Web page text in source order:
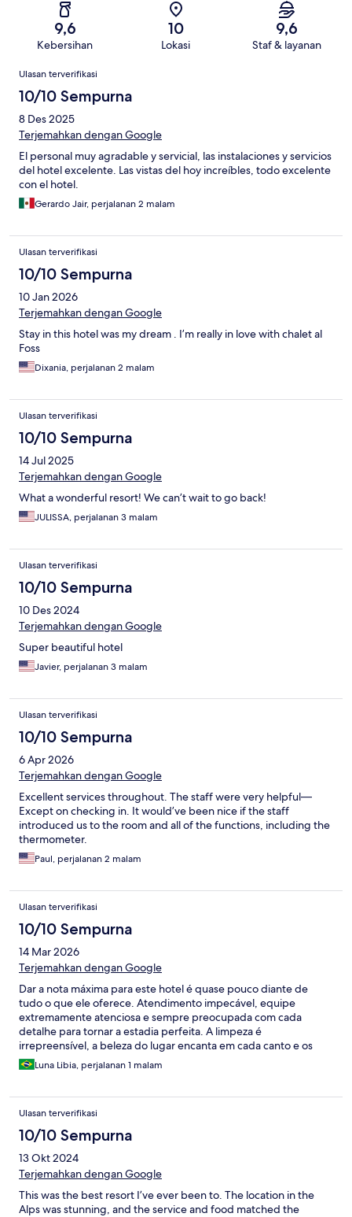
9,6
Kebersihan
10
Lokasi
9,6
Staf & layanan
Ulasan
Ulasan terverifikasi
10/10 Sempurna
8 Des 2025
Terjemahkan dengan Google
El personal muy agradable y servicial, las instalaciones y servicios
del hotel excelente. Las vistas del hoy increíbles, todo excelente
con el hotel.
Gerardo Jair, perjalanan 2 malam
Ulasan terverifikasi
10/10 Sempurna
10 Jan 2026
Terjemahkan dengan Google
Stay in this hotel was my dream . I’m really in love with chalet al
Foss
Dixania, perjalanan 2 malam
Ulasan terverifikasi
10/10 Sempurna
14 Jul 2025
Terjemahkan dengan Google
What a wonderful resort! We can’t wait to go back!
JULISSA, perjalanan 3 malam
Ulasan terverifikasi
10/10 Sempurna
10 Des 2024
Terjemahkan dengan Google
Super beautiful hotel
Javier, perjalanan 3 malam
Ulasan terverifikasi
10/10 Sempurna
6 Apr 2026
Terjemahkan dengan Google
Excellent services throughout. The staff were very helpful—
Except on checking in. It would’ve been nice if the staff
introduced us to the room and all of the functions, including the
thermometer.
Paul, perjalanan 2 malam
Ulasan terverifikasi
10/10 Sempurna
14 Mar 2026
Terjemahkan dengan Google
Dar a nota máxima para este hotel é quase pouco diante de
tudo o que ele oferece. Atendimento impecável, equipe
extremamente atenciosa e sempre preocupada com cada
detalhe para tornar a estadia perfeita. A limpeza é
irrepreensível, a beleza do lugar encanta em cada canto e os
pequenos mimos demonstram um cuidado genuíno com os
hóspedes. Tudo é pensado com carinho, elegância e excelência.
elogios e a nota mais alta possível.
Luna Libia, perjalanan 1 malam
Ulasan terverifikasi
10/10 Sempurna
13 Okt 2024
Terjemahkan dengan Google
This was the best resort I’ve ever been to. The location in the
Alps was stunning, and the service and food matched the